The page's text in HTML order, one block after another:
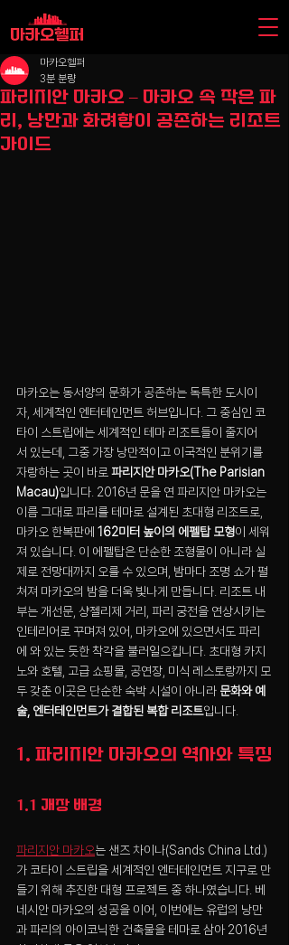
파리지안 마카오 – 마카오 속 작은 파
리, 낭만과 화려함이 공존하는 리조트
가이드
마카오헬퍼
3분 분량
마카오는 동서양의 문화가 공존하는 독특한 도시이
자, 세계적인 엔터테인먼트 허브입니다. 그 중심인 코
타이 스트립에는 세계적인 테마 리조트들이 줄지어
서 있는데, 그중 가장 낭만적이고 이국적인 분위기를
자랑하는 곳이 바로 파리지안 마카오(The Parisian
Macau)입니다. 2016년 문을 연 파리지안 마카오는
이름 그대로 파리를 테마로 설계된 초대형 리조트로,
마카오 한복판에 162미터 높이의 에펠탑 모형이 세워
져 있습니다. 이 에펠탑은 단순한 조형물이 아니라 실
제로 전망대까지 오를 수 있으며, 밤마다 조명 쇼가 펼
쳐져 마카오의 밤을 더욱 빛나게 만듭니다. 리조트 내
부는 개선문, 샹젤리제 거리, 파리 궁전을 연상시키는
인테리어로 꾸며져 있어, 마카오에 있으면서도 파리
에 와 있는 듯한 착각을 불러일으킵니다. 초대형 카지
노와 호텔, 고급 쇼핑몰, 공연장, 미식 레스토랑까지 모
두 갖춘 이곳은 단순한 숙박 시설이 아니라 문화와 예
술, 엔터테인먼트가 결합된 복합 리조트입니다.
1. 파리지안 마카오의 역사와 특징
1.1 개장 배경
파리지안 마카오는 샌즈 차이나(Sands China Ltd.)
가 코타이 스트립을 세계적인 엔터테인먼트 지구로 만
들기 위해 추진한 대형 프로젝트 중 하나였습니다. 베
네시안 마카오의 성공을 이어, 이번에는 유럽의 낭만
과 파리의 아이코닉한 건축물을 테마로 삼아 2016년